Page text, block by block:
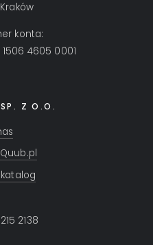
konta:
1506 4605 0001
Z O.O.
2138